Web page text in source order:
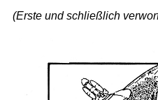
(Erste und schließlich